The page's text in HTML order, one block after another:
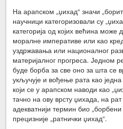
На арапском „џихад“ значи
научници категоризовали су
категорија од којих већина може
моралне императиве или као
уздржавања или националног
материјалног прогреса. Једном
буде борба за све оно за шта се
укључује и вођење рата као
који се у арапском наводи као
тачно на ову врсту џихада, на
адекватнији термин био
прецизније „ратнички џихад“.